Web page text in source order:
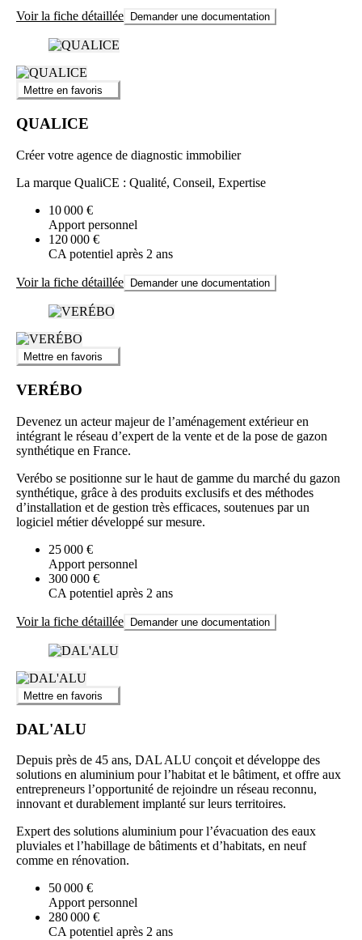
Voir la fiche détaillée Demander une documentation
Mettre en favoris
QUALICE
Créer votre agence de diagnostic immobilier
La marque QualiCE : Qualité, Conseil, Expertise
10 000 €
Apport personnel
120 000 €
CA potentiel après 2 ans
Voir la fiche détaillée Demander une documentation
Mettre en favoris
VERÉBO
Devenez un acteur majeur de l’aménagement extérieur en
intégrant le réseau d’expert de la vente et de la pose de gazon
synthétique en France.
Verébo se positionne sur le haut de gamme du marché du gazon
synthétique, grâce à des produits exclusifs et des méthodes
d’installation et de gestion très efficaces, soutenues par un
logiciel métier développé sur mesure.
25 000 €
Apport personnel
300 000 €
CA potentiel après 2 ans
Voir la fiche détaillée Demander une documentation
Mettre en favoris
DAL'ALU
Depuis près de 45 ans, DAL ALU conçoit et développe des
solutions en aluminium pour l’habitat et le bâtiment, et offre aux
entrepreneurs l’opportunité de rejoindre un réseau reconnu,
innovant et durablement implanté sur leurs territoires.
Expert des solutions aluminium pour l’évacuation des eaux
pluviales et l’habillage de bâtiments et d’habitats, en neuf
comme en rénovation.
50 000 €
Apport personnel
280 000 €
CA potentiel après 2 ans